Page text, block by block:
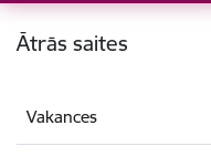
Kājene
Ātrās saites
Vakances